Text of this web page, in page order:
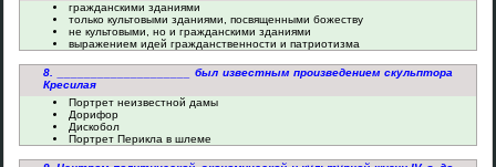
гражданскими зданиями
только культовыми зданиями, посвященными божеству
не культовыми, но и гражданскими зданиями
выражением идей гражданственности и патриотизма
8. ____________________ был известным произведением скульптора
Кресилая
Портрет неизвестной дамы
Дорифор
Дискобол
Портрет Перикла в шлеме